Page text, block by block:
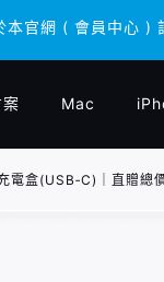
官網 ( 會員中心 )
官網 ( 會員中心 )
案 Mac
盒(USB‑C)｜直贈總